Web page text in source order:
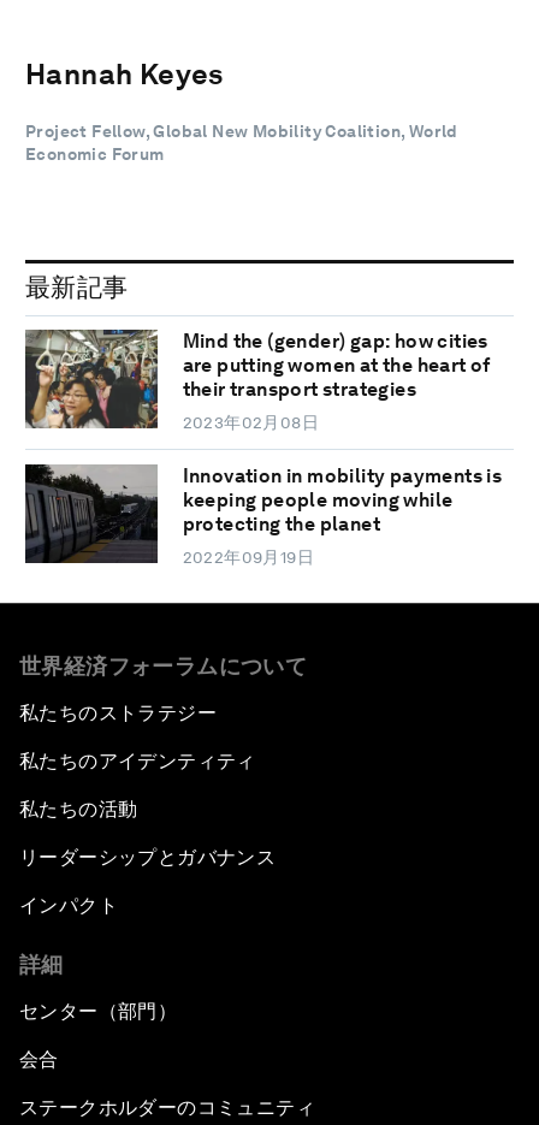
Hannah Keyes
Project Fellow, Global New Mobility Coalition, World
Economic Forum
最新記事
Mind the (gender) gap: how cities
are putting women at the heart of
their transport strategies
2023年02月08日
Innovation in mobility payments is
keeping people moving while
protecting the planet
2022年09月19日
世界経済フォーラムについて
私たちのストラテジー
私たちのアイデンティティ
私たちの活動
リーダーシップとガバナンス
インパクト
詳細
センター（部門）
会合
ステークホルダーのコミュニティ